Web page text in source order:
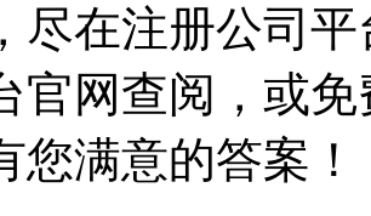
尽在注册公司
官网查阅，或
您满意的答案！